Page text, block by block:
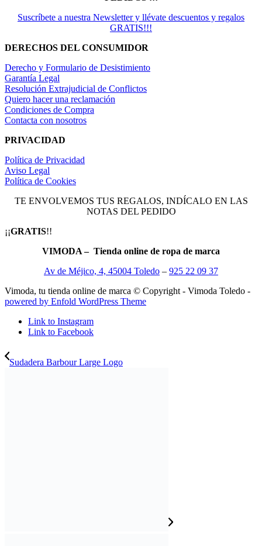
Suscríbete a nuestra Newsletter y llévate descuentos y regalos
GRATIS!!!
DERECHOS DEL CONSUMIDOR
Derecho y Formulario de Desistimiento
Garantía Legal
Resolución Extrajudicial de Conflictos
Quiero hacer una reclamación
Condiciones de Compra
Contacta con nosotros
PRIVACIDAD
Política de Privacidad
Aviso Legal
Política de Cookies
TE ENVOLVEMOS TUS REGALOS, INDÍCALO EN LAS
NOTAS DEL PEDIDO
¡¡GRATIS!!
VIMODA – Tienda online de ropa de marca
Av de Méjico, 4, 45004 Toledo – 925 22 09 37
Vimoda, tu tienda online de marca © Copyright - Vimoda Toledo -
powered by Enfold WordPress Theme
Link to Instagram
Link to Facebook
Sudadera Barbour Large Logo